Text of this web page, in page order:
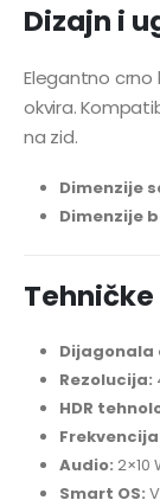
Dizajn i
Elegantno
okvira.
na zid.
Dimenzije
Dimenzije
Dijagonala
Rezolucija:
HDR
Audio: 2×10
Smart OS: